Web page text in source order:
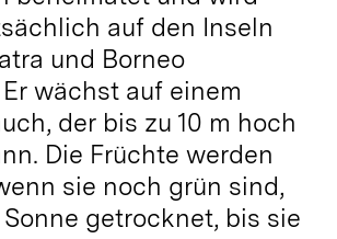
auf den Inseln
und Borneo
wächst auf einem
der bis zu 10 m hoch
Die Früchte werden
sie noch grün sind,
getrocknet, bis sie